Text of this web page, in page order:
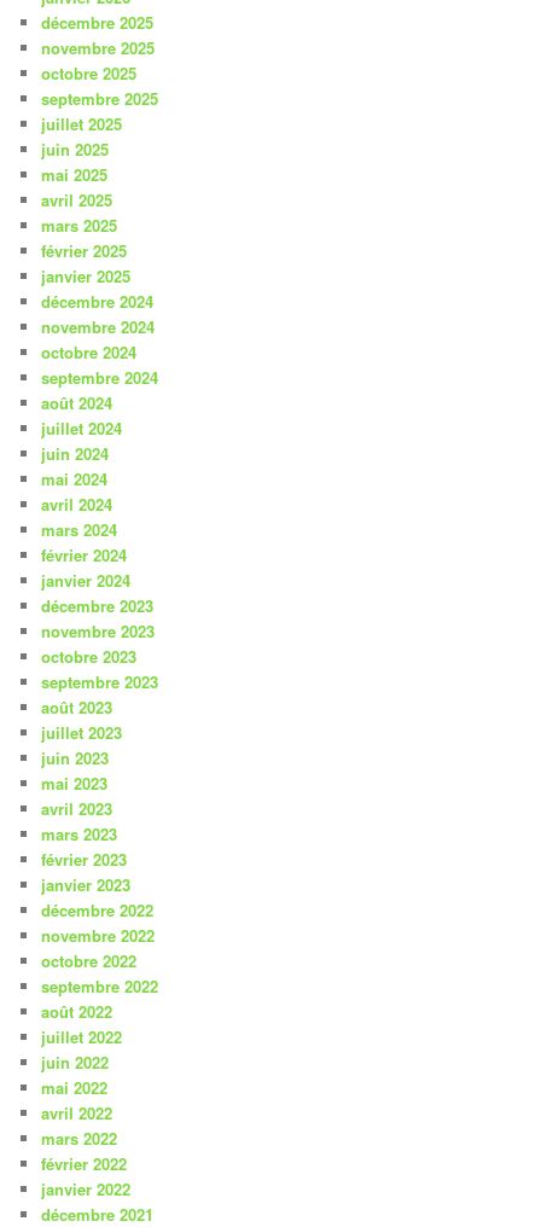
décembre 2025
novembre 2025
octobre 2025
septembre 2025
juillet 2025
juin 2025
mai 2025
avril 2025
mars 2025
février 2025
janvier 2025
décembre 2024
novembre 2024
octobre 2024
septembre 2024
août 2024
juillet 2024
juin 2024
mai 2024
avril 2024
mars 2024
février 2024
janvier 2024
décembre 2023
novembre 2023
octobre 2023
septembre 2023
août 2023
juillet 2023
juin 2023
mai 2023
avril 2023
mars 2023
février 2023
janvier 2023
décembre 2022
novembre 2022
octobre 2022
septembre 2022
août 2022
juillet 2022
juin 2022
mai 2022
avril 2022
mars 2022
février 2022
janvier 2022
décembre 2021